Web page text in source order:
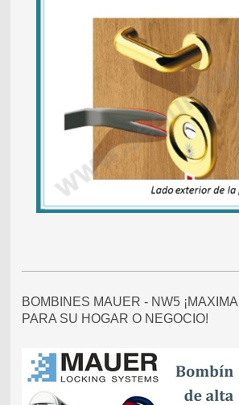
BOMBINES MAUER - NW5
PARA SU HOGAR O NEGOCIO!